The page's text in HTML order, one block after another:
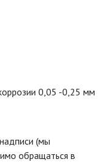
0,05 -0,25 мм
(мы
обращаться в